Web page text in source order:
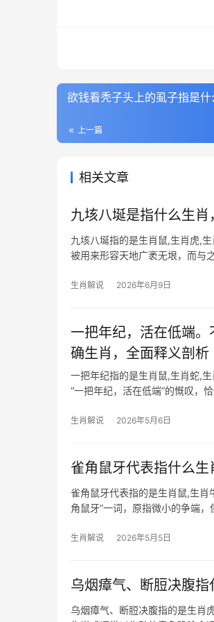
欲钱看秃子头上的虱子指是
上一篇
相关文章
九垓八埏是指什么生
九垓八埏指的是生肖鼠,生肖虎,
被用来形容天地广袤无垠，而与
生肖解说 2026年6月9日
一把年纪，活在低端
确生肖，全面释义剖析
一把年纪指的是生肖鼠,生肖蛇,
“一把年纪，活在低端”的慨叹，
生肖解说 2026年5月6日
雀角鼠牙代表指什么
雀角鼠牙代表指的是生肖鼠,生肖
角鼠牙”一词，原指微小的争端
生肖解说 2026年5月5日
乌烟瘴气、断脰决腹
乌烟瘴气、断脰决腹指的是生肖